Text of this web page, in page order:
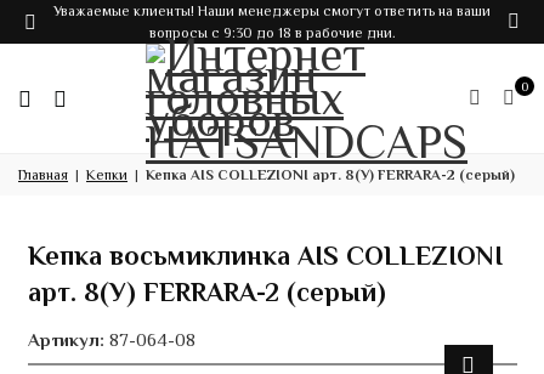
Уважаемые клиенты! Наши менеджеры смогут ответить на ваши
вопросы с 9:30 до 18 в рабочие дни.
0
Главная Кепки Кепка AIS COLLEZIONI арт. 8(У) FERRARA-2 (серый)
Кепка восьмиклинка AIS COLLEZIONI
арт. 8(У) FERRARA-2 (серый)
Артикул: 87-064-08